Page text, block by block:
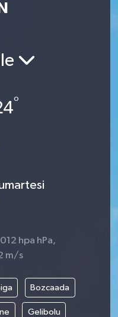
°
hpa hPa,
m/s
Bozcaada
Gelibolu